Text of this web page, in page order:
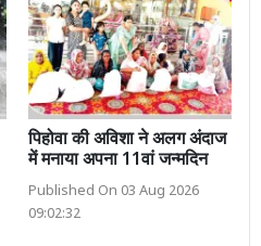
पिहोवा की अविशा ने अलग अंदाज
में मनाया अपना 11वां जन्मदिन
Published On 03 Aug 2026
09:02:32